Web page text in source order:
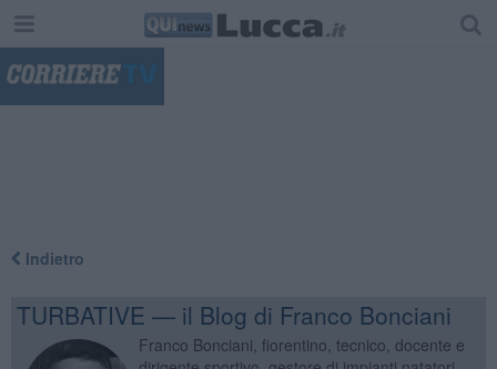
Indietro
TURBATIVE — il Blog di Franco Bonciani
Franco Bonciani, fiorentino, tecnico, docente e